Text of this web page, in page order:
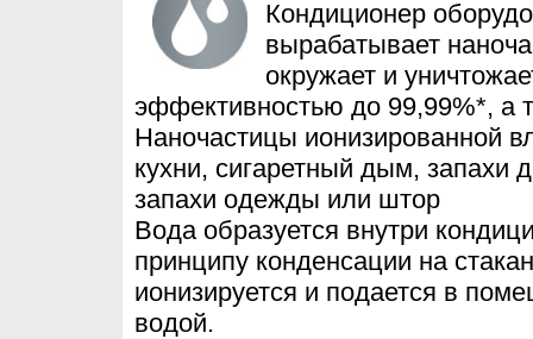
Кондиционер
вырабатывает
окружает и
эффективностью до 99,99%*, а
Наночастицы ионизированной
кухни, сигаретный дым,
запахи одежды или штор
Вода образуется внутри
принципу конденсации на
ионизируется и подается в
водой.